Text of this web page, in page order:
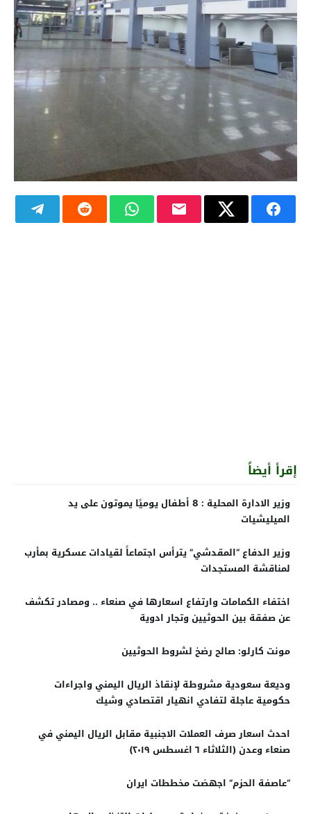
إقرأ أيضاً
وزير الادارة المحلية : 8 أطفال يوميًا يموتون على يد
الميليشيات
وزير الدفاع “المقدشي” يترأس اجتماعاً لقيادات عسكرية بمأرب
لمناقشة المستجدات
اختفاء الكمامات وارتفاع اسعارها في صنعاء .. ومصادر تكشف
عن صفقة بين الحوثيين وتجار ادوية
مونت كارلو: صالح رضخ لشروط الحوثيين
وديعة سعودية مشروطة لإنقاذ الريال اليمني واجراءات
حكومية عاجلة لتفادي انهيار اقتصادي وشيك
احدث اسعار صرف العملات الاجنبية مقابل الريال اليمني في
صنعاء وعدن (الثلاثاء ٦ اغسطس ٢٠١٩)
“عاصفة الحزم” اجهضت مخططات ايران